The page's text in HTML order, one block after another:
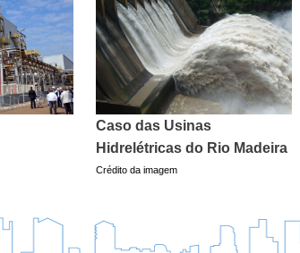
Caso das Usinas
Hidrelétricas do Rio Madeira
Crédito da imagem